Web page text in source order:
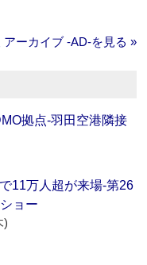
ーカイブ ‐AD‐を見る »
拠点‐羽田空港隣接
11万人超が来場‐第26
ョー
)